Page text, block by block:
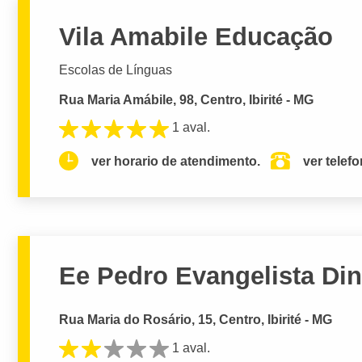
Vila Amabile Educação
Escolas de Línguas
Rua Maria Amábile, 98, Centro, Ibirité - MG
1 aval.
ver horario de atendimento. ver
Ee Pedro Evangelista
Rua Maria do Rosário, 15, Centro, Ibirité - MG
1 aval.